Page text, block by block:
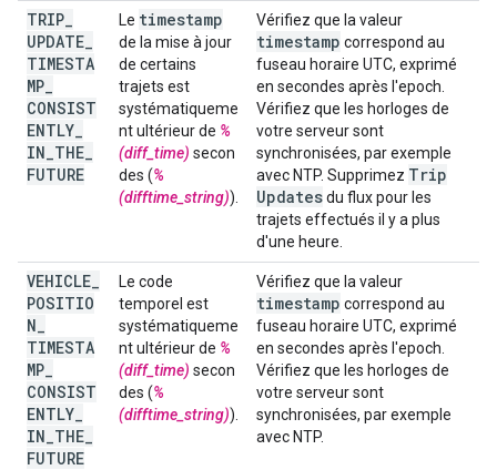
TRIP
UPDATE
TIMESTA
MP
CONSIST
ENTLY
IN THE
FUTURE
Le timestamp
de la mise à jour
de certains
trajets est
systématiqueme
nt ultérieur de %
(diff_time) secon
des (%
(difftime_string)).
Vérifiez que la valeur
timestamp correspond au
fuseau horaire UTC, exprimé
en secondes après l'epoch.
Vérifiez que les horloges de
votre serveur sont
synchronisées, par exemple
avec NTP. Supprimez Trip
Updatesdu flux pour les
trajets effectués il y a plus
d'une heure.
VEHICLE
POSITIO
N
TIMESTA
MP
CONSIST
ENTLY
IN THE
FUTURE
Le code
temporel est
systématiqueme
nt ultérieur de %
(diff_time) secon
des (%
(difftime_string)).
Vérifiez que la valeur
timestamp correspond au
fuseau horaire UTC, exprimé
en secondes après l'epoch.
Vérifiez que les horloges de
votre serveur sont
synchronisées, par exemple
avec NTP.